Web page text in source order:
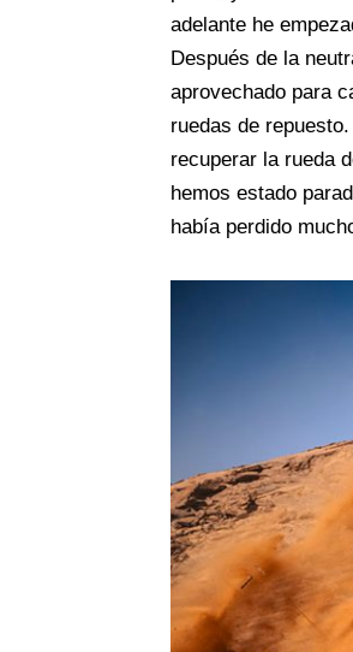
adelante he
Después de la
aprovechado para
ruedas de
recuperar la rueda
hemos estado
había perdido